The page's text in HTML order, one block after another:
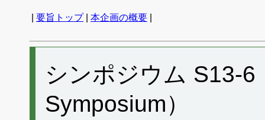
要旨トップ| 本企画の概要
シンポジウム S13-
Symposium）